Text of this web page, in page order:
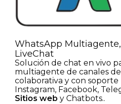
WhatsApp
LiveChat
Solución de chat en vivo
multiagente de canales
colaborativa y con soporte
Instagram, Facebook,
Sitios web y Chatbots..